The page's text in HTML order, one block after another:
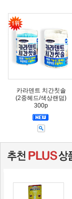
카라덴트 치간칫솔
(2중헤드/색상랜덤)
300p